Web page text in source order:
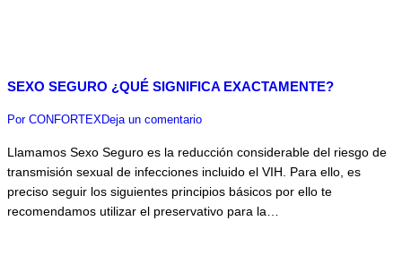
SEXO SEGURO ¿QUÉ SIGNIFICA EXACTAMENTE?
Por CONFORTEXDeja un comentario
Llamamos Sexo Seguro es la reducción considerable del riesgo de
transmisión sexual de infecciones incluido el VIH. Para ello, es
preciso seguir los siguientes principios básicos por ello te
recomendamos utilizar el preservativo para la…